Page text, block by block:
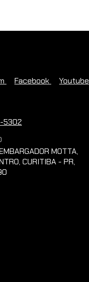
Facebook Youtube
5302
MOTTA,
CURITIBA - PR,